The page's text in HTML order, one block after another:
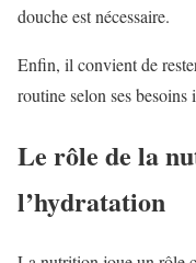
douche est nécessaire.
Enfin, il convient de
routine selon ses besoins
Le rôle de la
l’hydratation